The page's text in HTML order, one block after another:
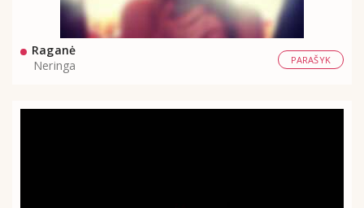
Raganė
Neringa
PARAŠYK